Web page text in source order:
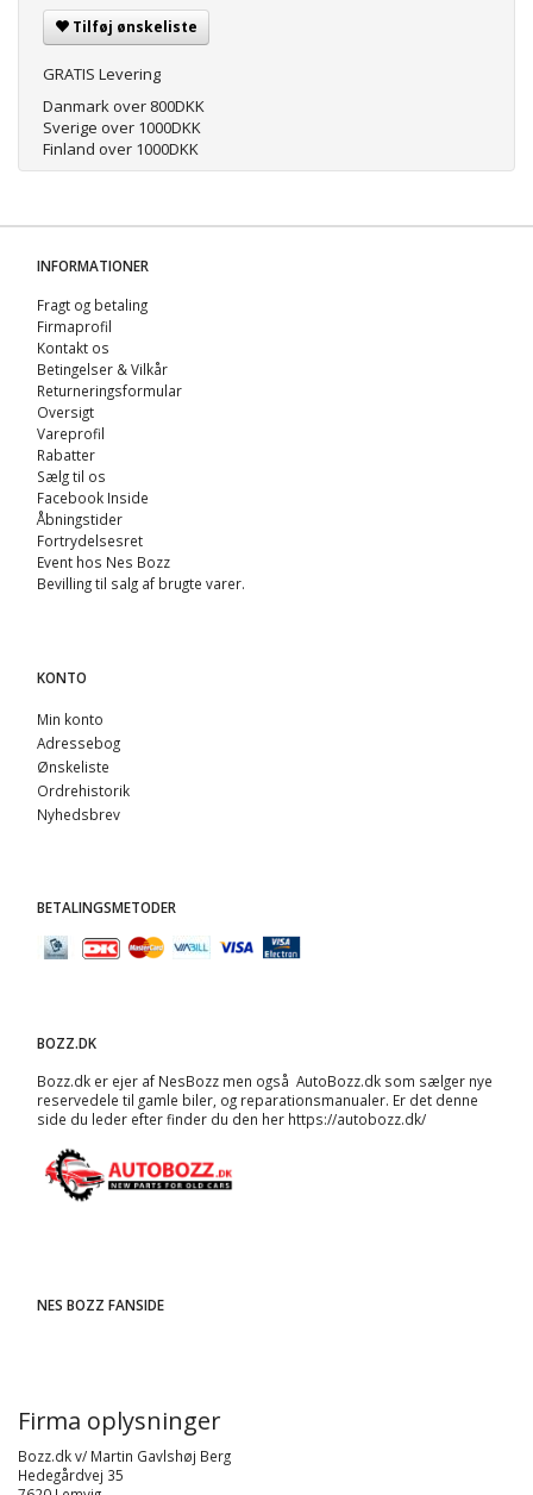
Tilføj ønskeliste
GRATIS Levering
Danmark over 800DKK
Sverige over 1000DKK
Finland over 1000DKK
INFORMATIONER
Fragt og betaling
Firmaprofil
Kontakt os
Betingelser & Vilkår
Returneringsformular
Oversigt
Vareprofil
Rabatter
Sælg til os
Facebook Inside
Åbningstider
Fortrydelsesret
Event hos Nes Bozz
Bevilling til salg af brugte varer.
KONTO
Min konto
Adressebog
Ønskeliste
Ordrehistorik
Nyhedsbrev
BETALINGSMETODER
BOZZ.DK
Bozz.dk er ejer af NesBozz men også AutoBozz.dk som sælger nye
reservedele til gamle biler, og reparationsmanualer. Er det denne
side du leder efter finder du den her https://autobozz.dk/
NES BOZZ FANSIDE
Firma oplysninger
Bozz.dk v/ Martin Gavlshøj Berg
Hedegårdvej 35